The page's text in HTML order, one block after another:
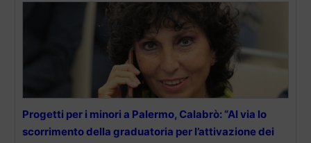
Progetti per i minori a Palermo, Calabrò: “Al via lo
scorrimento della graduatoria per l’attivazione dei